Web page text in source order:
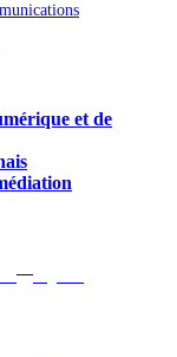
et de